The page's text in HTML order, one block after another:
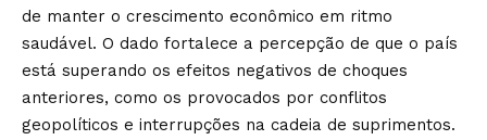
de manter o crescimento econômico em ritmo
saudável. O dado fortalece a percepção de que o país
está superando os efeitos negativos de choques
anteriores, como os provocados por conflitos
geopolíticos e interrupções na cadeia de suprimentos.